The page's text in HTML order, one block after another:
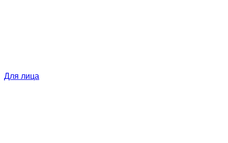
Для лица